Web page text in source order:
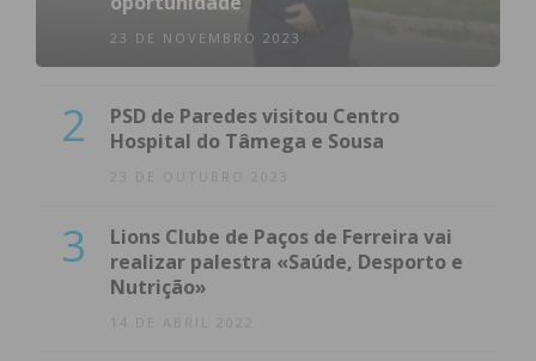
23 DE NOVEMBRO 2023
2
PSD de Paredes visitou Centro
Hospital do Tâmega e Sousa
23 DE OUTUBRO 2023
3
Lions Clube de Paços de Ferreira vai
realizar palestra «Saúde, Desporto e
Nutrição»
14 DE ABRIL 2022